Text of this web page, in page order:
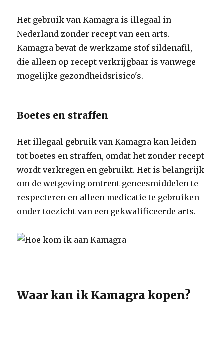
Het gebruik van Kamagra is illegaal in
Nederland zonder recept van een arts.
Kamagra bevat de werkzame stof sildenafil,
die alleen op recept verkrijgbaar is vanwege
mogelijke gezondheidsrisico's.
Boetes en straffen
Het illegaal gebruik van Kamagra kan leiden
tot boetes en straffen, omdat het zonder recept
wordt verkregen en gebruikt. Het is belangrijk
om de wetgeving omtrent geneesmiddelen te
respecteren en alleen medicatie te gebruiken
onder toezicht van een gekwalificeerde arts.
Waar kan ik Kamagra kopen?